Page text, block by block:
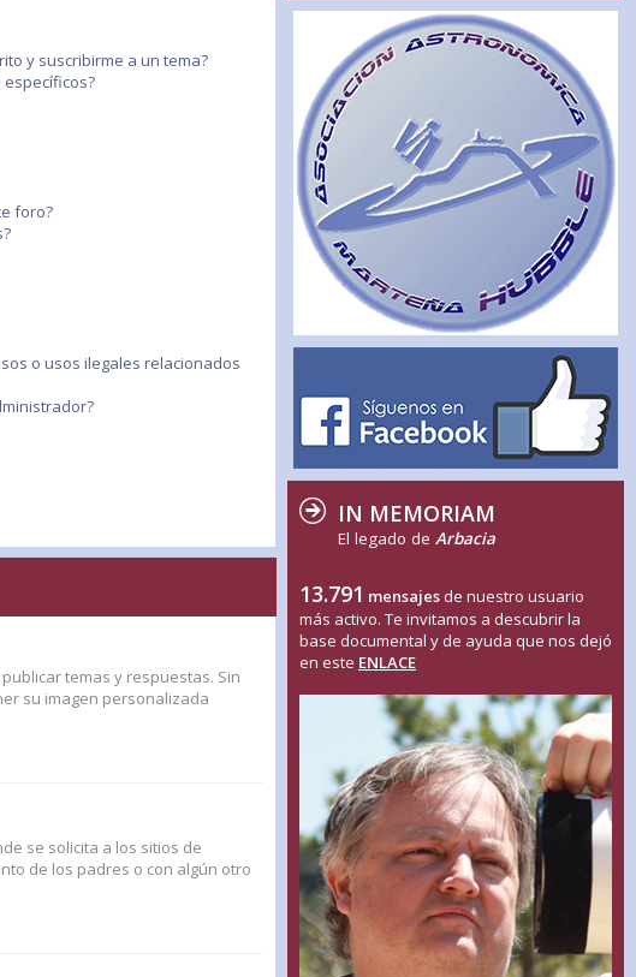
y suscribirme a un tema?
específicos?
foro?
o usos ilegales relacionados
temas y respuestas. Sin
su imagen personalizada
se solicita a los sitios de
de los padres o con algún otro
IN MEMORIAM
El legado de Arbacia
13.791 mensajes de nuestro usuario
más activo. Te invitamos a descubrir la
base documental y de ayuda que nos dejó
en este ENLACE